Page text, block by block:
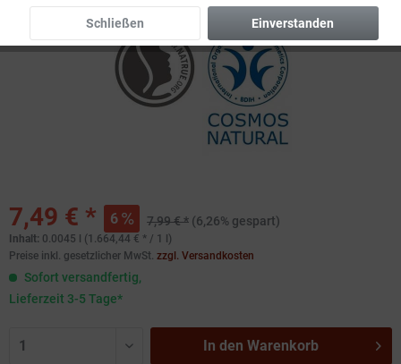
7,49 € * 6 7,99 € * (6,26% gespart)
Inhalt: 0.0045 l (1.664,44 € * / 1 l)
Preise inkl. gesetzlicher MwSt. zzgl. Versandkosten
Sofort versandfertig,
Lieferzeit 3-5 Tage*
In den Warenkorb
Einverstanden
Schließen